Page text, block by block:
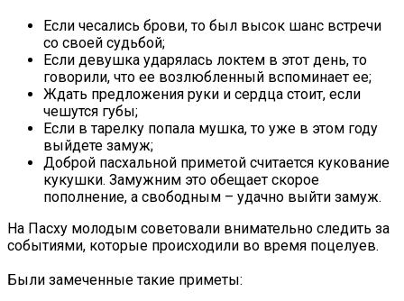
Если чесались брови, то был высок шанс встречи
со своей судьбой;
Если девушка ударялась локтем в этот день, то
говорили, что ее возлюбленный вспоминает ее;
Ждать предложения руки и сердца стоит, если
чешутся губы;
Если в тарелку попала мушка, то уже в этом году
выйдете замуж;
Доброй пасхальной приметой считается кукование
кукушки. Замужним это обещает скорое
пополнение, а свободным – удачно выйти замуж.
На Пасху молодым советовали внимательно следить за
событиями, которые происходили во время поцелуев.
Были замеченные такие приметы: